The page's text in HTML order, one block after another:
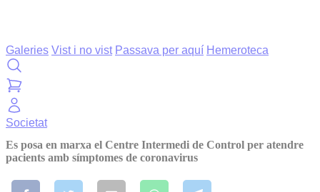
Galeries Vist i no vist Passava per aquí Hemeroteca
Societat
Es posa en marxa el Centre Intermedi de Control per atendre
pacients amb símptomes de coronavirus